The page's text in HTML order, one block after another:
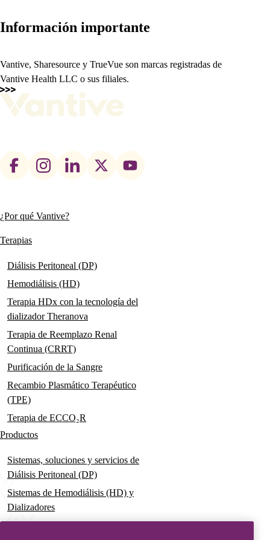
Información importante
Vantive, Sharesource y TrueVue son marcas registradas de
Vantive Health LLC o sus filiales.
Footer
Main
navigation
¿Por qué Vantive?
Terapias
Diálisis Peritoneal (DP)
Hemodiálisis (HD)
Terapia HDx con la tecnología del
dializador Theranova
Terapia de Reemplazo Renal
Continua (CRRT)
Purificación de la Sangre
Recambio Plasmático Terapéutico
(TPE)
Terapia de ECCO₂R
Productos
Sistemas, soluciones y servicios de
Diálisis Peritoneal (DP)
Sistemas de Hemodiálisis (HD) y
Dializadores